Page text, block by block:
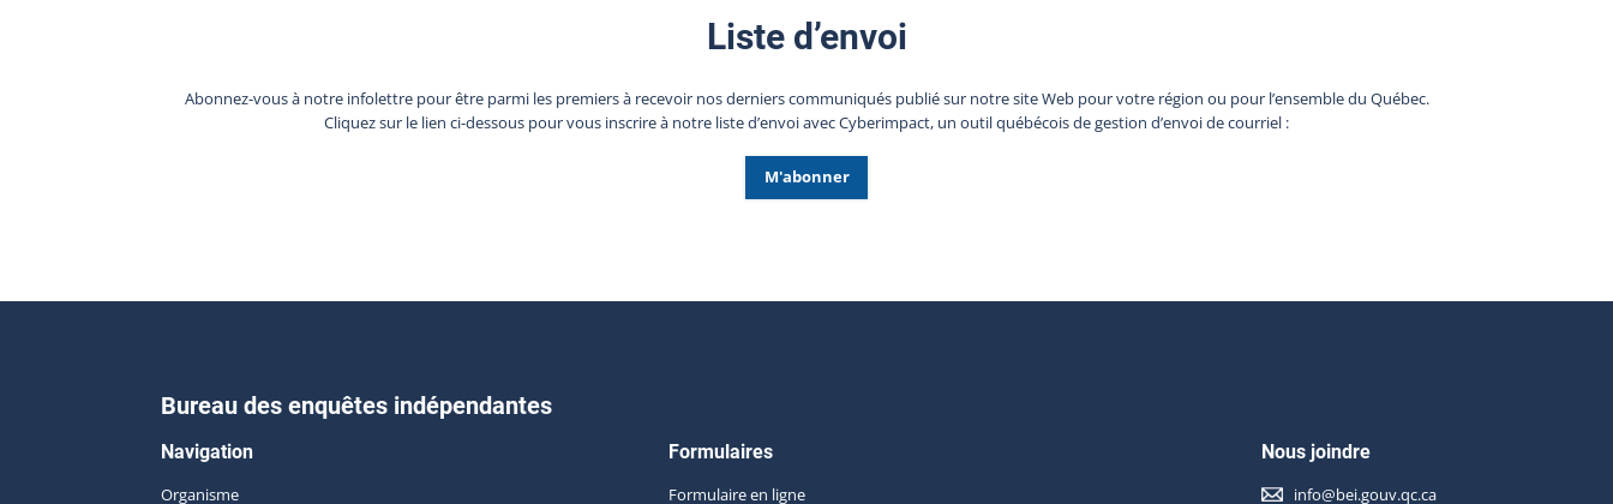
Liste d’envoi
Abonnez-vous à notre infolettre pour être parmi les premiers à recevoir nos derniers communiqués publié sur notre site Web pour votre région ou pour l’ensemble du Québec.
Cliquez sur le lien ci-dessous pour vous inscrire à notre liste d’envoi avec Cyberimpact, un outil québécois de gestion d’envoi de courriel :
M'abonner
Bureau des enquêtes indépendantes
Navigation
Organisme
Formulaires
Formulaire en ligne
Nous joindre
info@bei.gouv.qc.ca